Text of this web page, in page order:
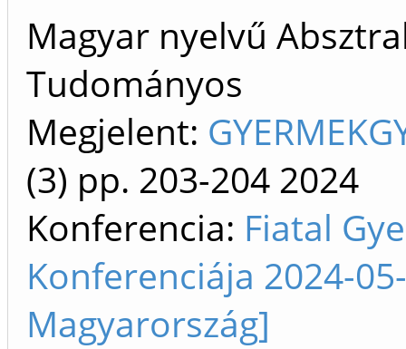
Magyar nyelvű
Tudományos
Megjelent:
(3) pp. 203-204 2024
Konferencia: Fiatal
Konferenciája 2024-
Magyarország]